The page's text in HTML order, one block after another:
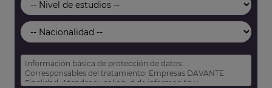
Información básica de protección de datos:
Corresponsables del tratamiento: Empresas DAVANTE
Finalidad: Atender su solicitud de información y